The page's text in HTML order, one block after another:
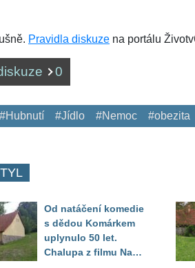
Pravidla diskuze na portálu
0
#Hubnutí #Jídlo #Nemoc #obezita
Od natáčení komedie
s dědou Komárkem
uplynulo 50 let.
Chalupa z filmu Na